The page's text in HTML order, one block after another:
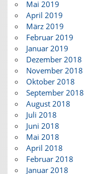
Mai 2019
April 2019
März 2019
Februar 2019
Januar 2019
Dezember 2018
November 2018
Oktober 2018
September 2018
August 2018
Juli 2018
Juni 2018
Mai 2018
April 2018
Februar 2018
Januar 2018